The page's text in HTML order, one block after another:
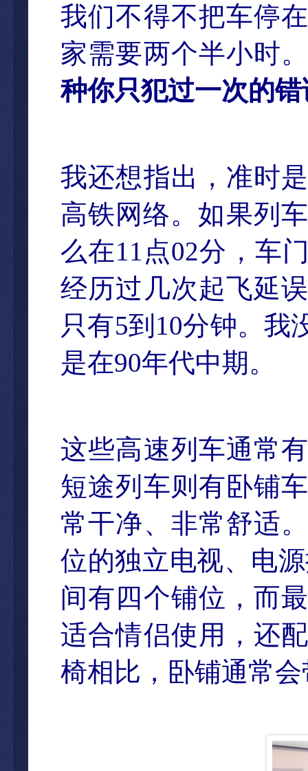
我们不得不把车停
家需要两个半小时
种你只犯过一次的错
我还想指出，准时
高铁网络。如果列
么在11 点02分， 车
经历过几次起飞延
只有5到 10分钟。我
是在90年代中期。
这些高速列车通常
短途列车则有卧铺
常干净、非常舒适
位的独立电视、电
间有四个铺位，而
适合情侣使用，还
椅相比，卧铺通常